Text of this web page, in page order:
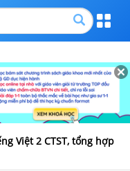
Việt 2 CTST, tổng hợp